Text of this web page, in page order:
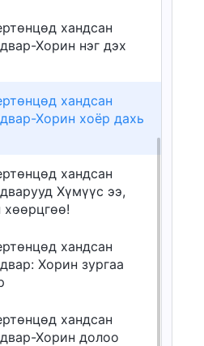
хандсан
Хорин нэг дэх
хандсан
Хорин хоёр дахь
хандсан
Хүмүүс ээ,
хөөрцгөө!
хандсан
Хорин зургаа
хандсан
Хорин долоо